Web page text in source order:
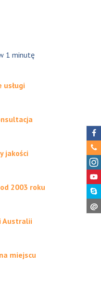
1 minutę
usługi
jakości
2003 roku
Australii
miejscu
@